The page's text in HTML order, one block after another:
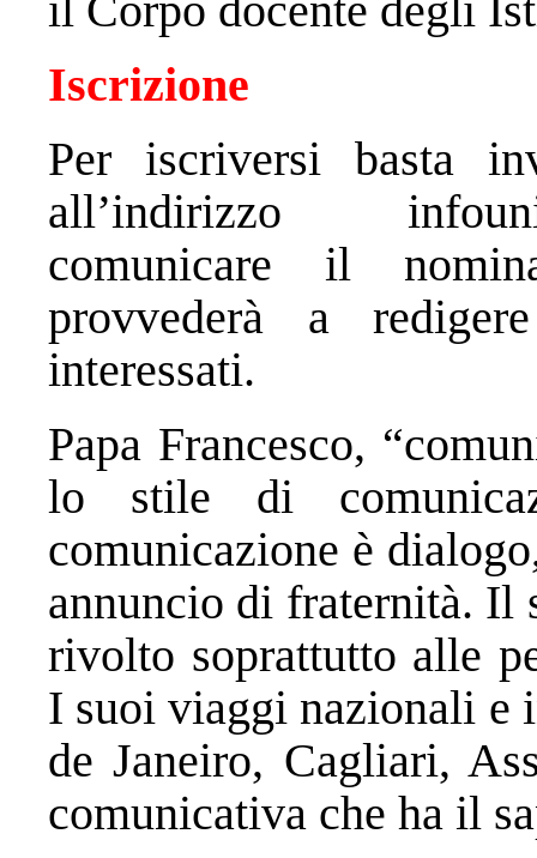
Iscrizione
Per iscriversi basta
all’indirizzo
comunicare il
provvederà a
interessati.
Papa Francesco,
lo stile di
comunicazione è
annuncio di fraternità. Il
rivolto soprattutto alle
I suoi viaggi nazionali e
de Janeiro, Cagliari,
comunicativa che ha il